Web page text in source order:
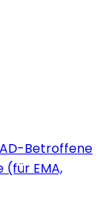
Betroffene
EMA,